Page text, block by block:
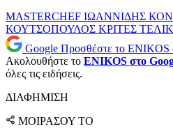
MASTERCHEF ΙΩΑΝΝΙΔΗΣ
ΚΟΥΤΣΟΠΟΥΛΟΣ ΚΡΙΤΕΣ
Google Προσθέστε το ENIKOS
Ακολουθήστε το ENIKOS στο
όλες τις ειδήσεις.
ΔΙΑΦΗΜΙΣΗ
ΜΟΙΡΑΣΟΥ ΤΟ